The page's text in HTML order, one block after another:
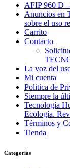
AFIP 960 D
Anuncios
sobre el uso
Carrito
Contacto
La voz del
Mi cuenta
Politica de
Siempre la
Tecnología
Ecología.
Términos y
Tienda
Categorías